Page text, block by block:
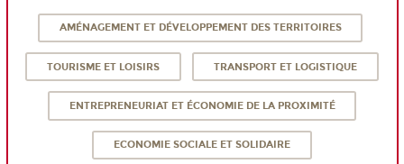
AMÉNAGEMENT ET DÉVELOPPEMENT DES TERRITOIRES
TOURISME ET LOISIRS TRANSPORT ET LOGISTIQUE
ENTREPRENEURIAT ET ÉCONOMIE DE LA PROXIMITÉ
ECONOMIE SOCIALE ET SOLIDAIRE